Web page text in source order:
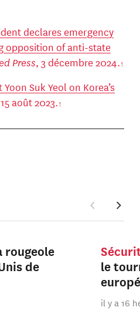
declares emergency
opposition of anti-state
Press, 3 décembre 2024.
Suk Yeol on Korea’s
août 2023.
rougeole
de
le
il y a 16